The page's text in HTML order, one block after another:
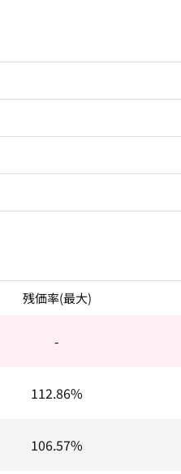
残価率(最大)
-
112.86%
106.57%